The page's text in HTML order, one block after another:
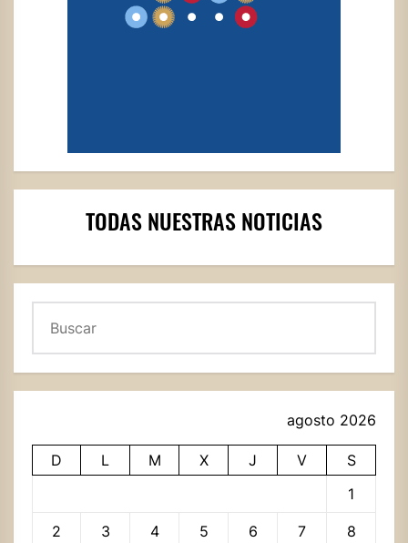
TODAS NUESTRAS NOTICIAS
agosto 2026
D L M X J V
S
1
2 3 4 5 6 7 8